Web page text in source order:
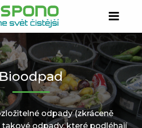
odpady (zkráceně
odpady, které podléhají